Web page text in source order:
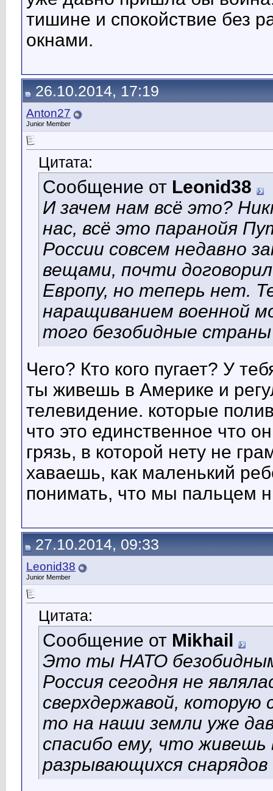
тишине и спокойствие без
окнами.
26.10.2014, 17:19
Anton27
Junior Member
Цитата:
Сообщение от Leonid38
И зачем нам всё это?
нас, всё это паранойя
России совсем недавно
вещами, почти
Европу, но теперь нет.
наращиванием военной
того безобидные
Чего? Кто кого пугает? У
ты живешь в Америке и
телевидение. которые
что это единственное что
грязь, в которой нету не
хаваешь, как маленький
понимать, что мы пальцем
27.10.2014, 09:33
Leonid38
Junior Member
Цитата:
Сообщение от Mikhail
Это ты НАТО
Россия сегодня не
сверхдержавой, которую
то на наши земли уже
спасибо ему, что
разрывающихся